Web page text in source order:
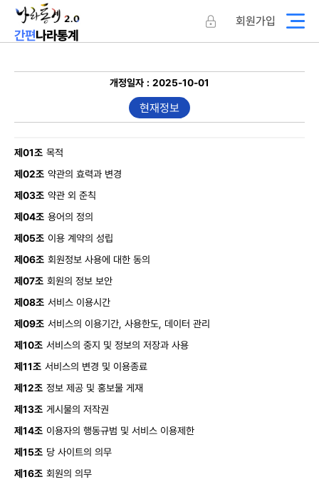
간편나라통계
회원가입
개정일자 : 2025-10-01
현재정보
제01조 목적
제02조 약관의 효력과 변경
제03조 약관 외 준칙
제04조 용어의 정의
제05조 이용 계약의 성립
제06조 회원정보 사용에 대한 동의
제07조 회원의 정보 보안
제08조 서비스 이용시간
제09조 서비스의 이용기간, 사용한도, 데이터 관리
제10조 서비스의 중지 및 정보의 저장과 사용
제11조 서비스의 변경 및 이용종료
제12조 정보 제공 및 홍보물 게재
제13조 게시물의 저작권
제14조 이용자의 행동규범 및 서비스 이용제한
제15조 당 사이트의 의무
제16조 회원의 의무